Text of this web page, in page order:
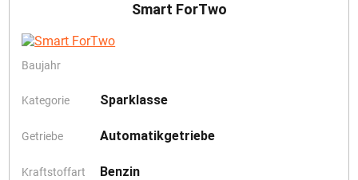
Smart ForTwo
Baujahr
Kategorie Sparklasse
Getriebe Automatikgetriebe
Kraftstoffart Benzin